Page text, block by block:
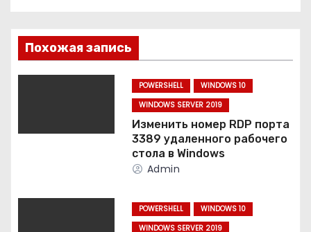
г
а
Похожая запись
POWERSHELL
WINDOWS 10
WINDOWS SERVER 2019
Изменить номер RDP порта
3389 удаленного рабочего
стола в Windows
Admin
POWERSHELL
WINDOWS 10
WINDOWS SERVER 2019